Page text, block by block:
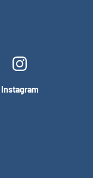
Instagram